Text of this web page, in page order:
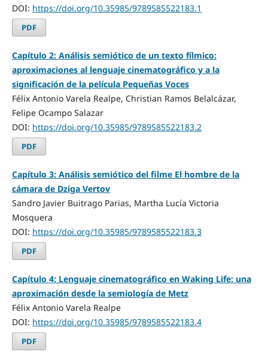
DOI: https://doi.org/10.35985/9789585522183.1
PDF
Capítulo 2: Análisis semiótico de un texto fílmico:
aproximaciones al lenguaje cinematográfico y a la
significación de la película Pequeñas Voces
Félix Antonio Varela Realpe, Christian Ramos Belalcázar,
Felipe Ocampo Salazar
DOI: https://doi.org/10.35985/9789585522183.2
PDF
Capítulo 3: Análisis semiótico del filme El hombre de la
cámara de Dziga Vertov
Sandro Javier Buitrago Parias, Martha Lucía Victoria
Mosquera
DOI: https://doi.org/10.35985/9789585522183.3
PDF
Capítulo 4: Lenguaje cinematográfico en Waking Life: una
aproximación desde la semiología de Metz
Félix Antonio Varela Realpe
DOI: https://doi.org/10.35985/9789585522183.4
PDF